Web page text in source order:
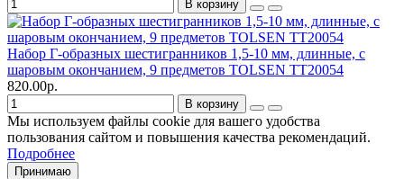
В корзину
Набор Г-образных шестигранников 1,5-10 мм, длинные, с
шаровым окончанием, 9 предметов TOLSEN TT20054
820.00р.
В корзину
Мы используем файлы cookie для вашего удобства
пользования сайтом и повышения качества рекомендаций.
Подробнее
Принимаю